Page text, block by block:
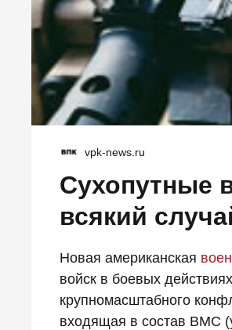
vpk-news.ru
Сухопутные
всякий
Новая американская
войск в боевых
крупномасштабного
входящая в состав ВМС